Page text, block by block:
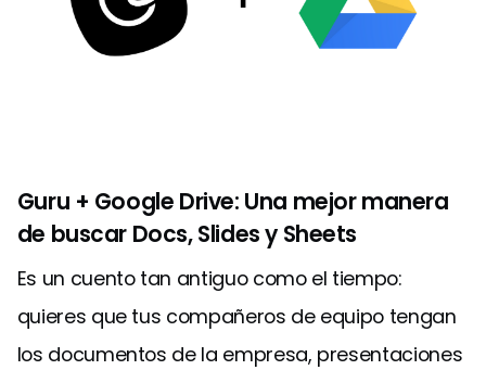
Guru + Google Drive: Una mejor manera
de buscar Docs, Slides y Sheets
Es un cuento tan antiguo como el tiempo:
quieres que tus compañeros de equipo tengan
los documentos de la empresa, presentaciones